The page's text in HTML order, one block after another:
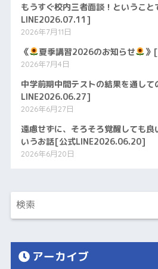
もうすぐ校内三者面談！というこ
LINE2026.07.11]
2026年7月11日
《 夏季講習2026のお知らせ 》
2026年7月4日
中学前期中間テストの結果を通し
LINE2026.06.27]
2026年6月27日
遠慮せずに、そろそろ覚醒しても良
いうお話[公式LINE2026.06.20]
2026年6月20日
アーカイブ